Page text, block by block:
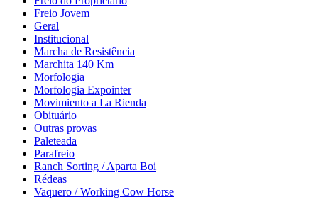
Freio Jovem
Geral
Institucional
Marcha de Resistência
Marchita 140 Km
Morfologia
Morfologia Expointer
Movimiento a La Rienda
Obituário
Outras provas
Paleteada
Parafreio
Ranch Sorting / Aparta Boi
Rédeas
Vaquero / Working Cow Horse